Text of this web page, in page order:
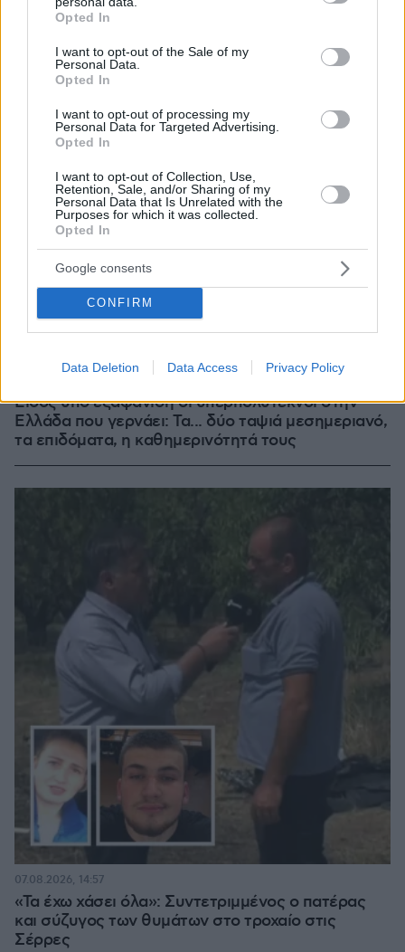
grant or deny consent to Google and its third-party tags to
use your data for below specified purposes in below Google
consent section.
Opted In
I want to opt-out of the Sale of my
Personal Data.
Opted In
I want to opt-out of processing my
Personal Data for Targeted Advertising.
Opted In
I want to opt-out of Collection, Use,
Retention, Sale, and/or Sharing of my
Personal Data that Is Unrelated with the
Purposes for which it was collected.
Opted In
Google consents
CONFIRM
Data Deletion Data Access Privacy Policy
Είδος υπό εξαφάνιση οι υπερπολύτεκνοι στην
Ελλάδα που γερνάει: Τα... δύο ταψιά μεσημεριανό,
τα επιδόματα, η καθημερινότητά τους
«Τα έχω χάσει όλα»: Συντετριμμένος ο πατέρας
και σύζυγος των θυμάτων στο τροχαίο στις
Σέρρες
07.08.2026, 14:57